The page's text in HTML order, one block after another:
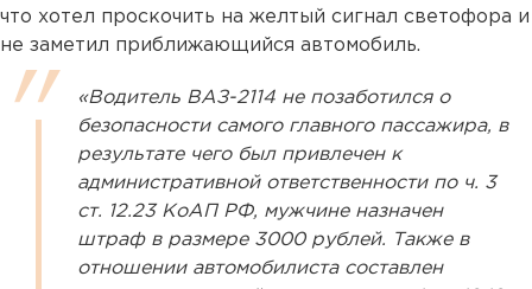
что хотел проскочить на желтый сигнал светофора и
не заметил приближающийся автомобиль.
«Водитель ВАЗ-2114 не позаботился о
безопасности самого главного пассажира, в
результате чего был привлечен к
административной ответственности по ч. 3
ст. 12.23 КоАП РФ, мужчине назначен
штраф в размере 3000 рублей. Также в
отношении автомобилиста составлен